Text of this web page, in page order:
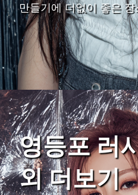
만들기에 더없이 좋은
영등포 러
외 더보기